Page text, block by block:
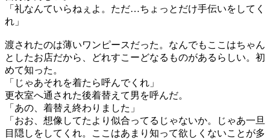
「礼なんていらねぇよ。ただ…ちょっとだけ手伝いをしてく
れ」
渡されたのは薄いワンピースだった。なんでもここはちゃん
としたお店だから、どれすこーどなるものがあるらしい。初
めて知った。
「じゃあそれを着たら呼んでくれ」
更衣室へ通された後着替えて男を呼んだ。
「あの、着替え終わりました」
「おお、想像してたより似合ってるじゃないか。じゃあ一旦
目隠しをしてくれ。ここはあまり知って欲しくないことが多